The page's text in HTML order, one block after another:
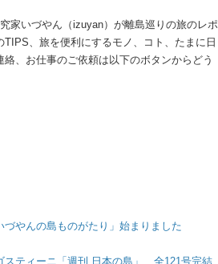
家いづやん（izuyan）が離島巡りの旅のレポ
、旅を便利にするモノ、コト、たまに日
、お仕事のご依頼は以下のボタンからどう
づやんの島ものがたり」始まりました
スティーニ「週刊 日本の島」 全121号完結